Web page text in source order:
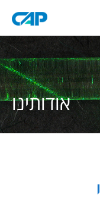
אודותינו